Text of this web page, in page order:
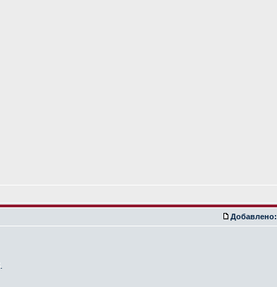
Добавлено: